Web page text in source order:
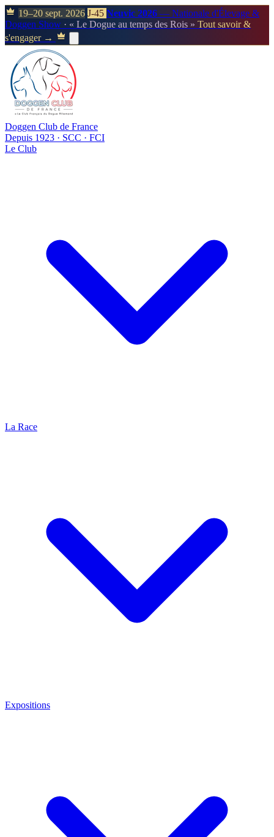
19–20 sept. 2026 J-45 Neuvic 2026 — Nationale d'Élevage &
Doggen Show · « Le Dogue au temps des Rois » Tout savoir &
s'engager →
Doggen Club de France
Depuis 1923 · SCC · FCI
Le Club
La Race
Expositions